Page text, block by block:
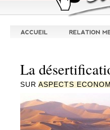
La
SUR ASPECTS